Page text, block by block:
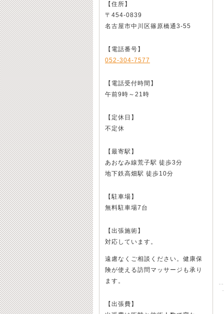
【住所】
〒454-0839
名古屋市中川区篠原橋通3-55
【電話番号】
052-304-7577
【電話受付時間】
午前9時～21時
【定休日】
不定休
【最寄駅】
あおなみ線荒子駅 徒歩3分
地下鉄高畑駅 徒歩10分
【駐車場】
無料駐車場7台
【出張施術】
対応しています。
遠慮なくご相談ください。健康保
険が使える訪問マッサージも承り
ます。
【出張費】